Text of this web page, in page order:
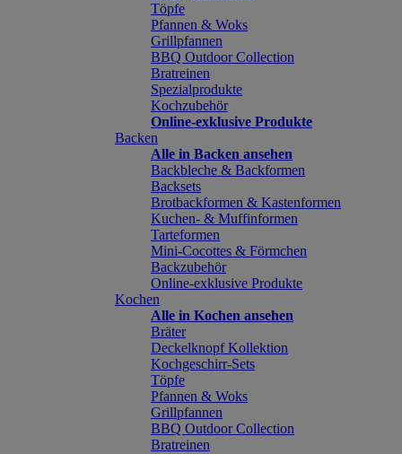
Töpfe
Pfannen & Woks
Grillpfannen
BBQ Outdoor Collection
Bratreinen
Spezialprodukte
Kochzubehör
Online-exklusive Produkte
Backen
Alle in Backen ansehen
Backbleche & Backformen
Backsets
Brotbackformen & Kastenformen
Kuchen- & Muffinformen
Tarteformen
Mini-Cocottes & Förmchen
Backzubehör
Online-exklusive Produkte
Kochen
Alle in Kochen ansehen
Bräter
Deckelknopf Kollektion
Kochgeschirr-Sets
Töpfe
Pfannen & Woks
Grillpfannen
BBQ Outdoor Collection
Bratreinen